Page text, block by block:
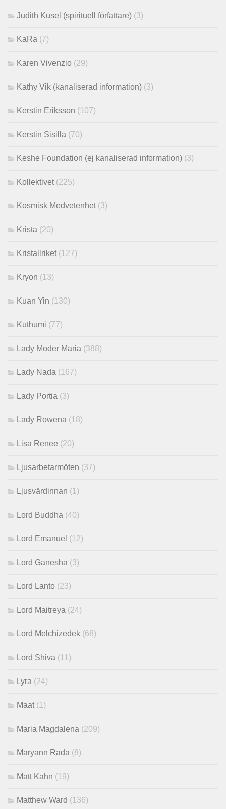
Judith Kusel (spirituell författare) (3)
KaRa (7)
Karen Vivenzio (29)
Kathy Vik (kanaliserad information) (3)
Kerstin Eriksson (107)
Kerstin Sisilla (70)
Keshe Foundation (ej kanaliserad information) (3)
Kollektivet (225)
Kosmisk Medvetenhet (3)
Krista (20)
Kristallriket (127)
Kryon (13)
Kuan Yin (130)
Kuthumi (77)
Lady Moder Maria (388)
Lady Nada (167)
Lady Portia (3)
Lady Rowena (18)
Lisa Renee (20)
Ljusarbetarmöten (37)
Ljusvärdinnan (1)
Lord Buddha (40)
Lord Emanuel (12)
Lord Ganesha (3)
Lord Lanto (23)
Lord Maitreya (24)
Lord Melchizedek (68)
Lord Shiva (11)
Lyra (24)
Maat (1)
Maria Magdalena (209)
Maryann Rada (8)
Matt Kahn (19)
Matthew Ward (136)